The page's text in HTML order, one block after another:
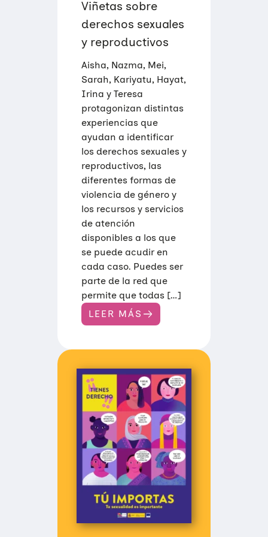
Viñetas sobre
derechos sexuales
y reproductivos
Aisha, Nazma, Mei,
Sarah, Kariyatu, Hayat,
Irina y Teresa
protagonizan distintas
experiencias que
ayudan a identificar
los derechos sexuales y
reproductivos, las
diferentes formas de
violencia de género y
los recursos y servicios
de atención
disponibles a los que
se puede acudir en
cada caso. Puedes ser
parte de la red que
permite que todas […]
LEER MÁS
:
V
T
A
S
S
B
R
E
D
E
R
E
C
O
E